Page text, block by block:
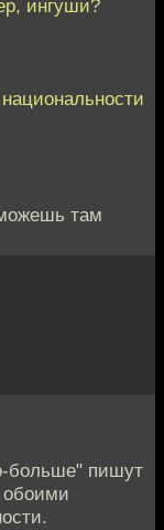
ингуши?
там
больше" пишут
обоими